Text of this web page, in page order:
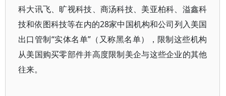
科大讯飞、旷视科技、商汤科技、美亚柏科、溢鑫科
技和依图科技等在内的28家中国机构和公司列入美国
出口管制“实体名单”（又称黑名单），限制这些机构
从美国购买零部件并高度限制美企与这些企业的其他
往来。